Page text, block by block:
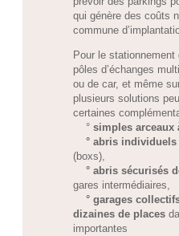
qui génère des coûts
commune
Pour le
pôles d’échanges
ou de car, et même
plusieurs solutions
certaines
°simples arceaux
° abris
(boxs),
° abris sécurisés
gares intermédiaires,
° garages
dizaines de places
importantes